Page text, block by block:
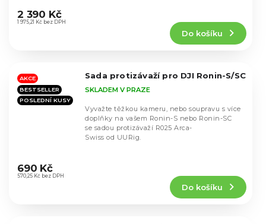
hodnocení
produktu
hvězdiček.
1 975,21 Kč bez DPH
2 390 Kč
Do košíku
AKCE
BESTSELLER
POSLEDNÍ KUSY
Sada protizávaží pro DJI Ronin-S/SC
hodnocení
produktu
SKLADEM V PRAZE
570,25 Kč bez DPH
690 Kč
Do košíku
Vyvažte těžkou kameru, nebo soupravu s více
doplňky na vašem Ronin-S nebo Ronin-SC
se sadou protizávaží R025 Arca-
Swiss od UURig.